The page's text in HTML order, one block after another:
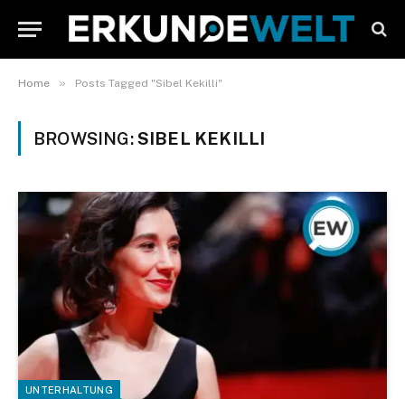
Home » Posts Tagged "Sibel Kekilli"
BROWSING:SIBEL KEKILLI
UNTERHALTUNG